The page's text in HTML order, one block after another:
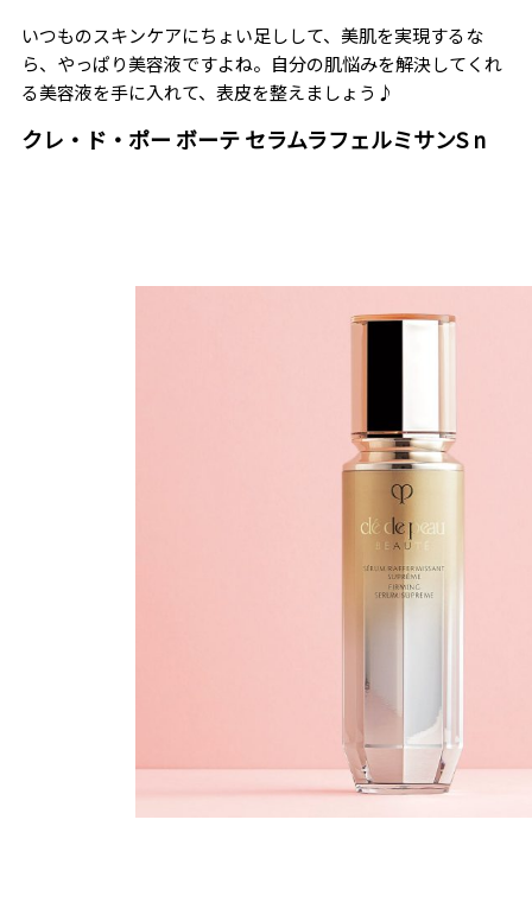
いつものスキンケアにちょい足しして、美肌を実現するな
ら、やっぱり美容液ですよね。自分の肌悩みを解決してくれ
る美容液を手に入れて、表皮を整えましょう♪
クレ・ド・ポー ボーテ セラムラフェルミサンS n